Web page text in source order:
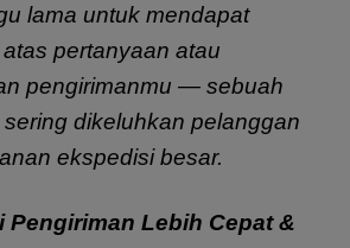
lama untuk mendapat
pertanyaan atau
pengirimanmu — sebuah
dikeluhkan pelanggan
ekspedisi besar.
Pengiriman Lebih Cepat &